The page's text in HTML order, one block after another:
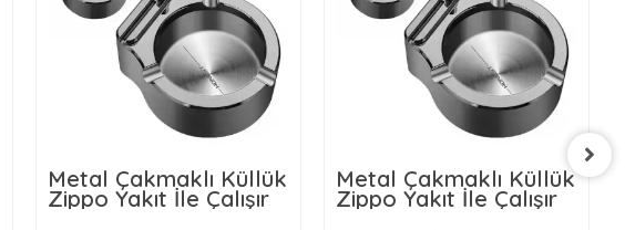
Metal Çakmaklı Küllük
Zippo Yakıt İle Çalışır
Metal Çakmaklı Küllük
Zippo Yakıt İle Çalışır